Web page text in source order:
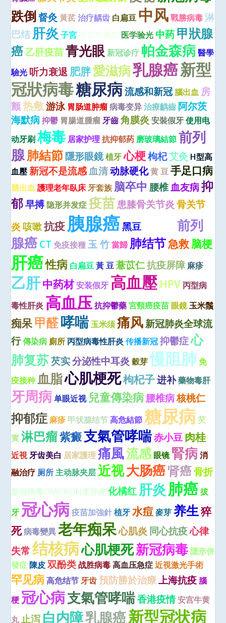
跌倒督灸 黃芪 治疗龋齿 白扁豆 中风 戰勝病毒 淋
巴结肝炎 子宮 医学验光 中药甲狀腺
癌乙肝疫苗青光眼 新冠诊疗 帕金森病 醫學
驗光 听力衰退肥胖愛滋病乳腺癌新型
冠狀病毒糖尿病流感和新冠 腦出血 房
颤热敷游泳 胃肠道肿瘤 病毒变异 治療齲齒 阿尔茨
海默病 抑鬱 胃腸道腫瘤 牙齒 角膜炎 安裝假牙 使用电
动牙刷 梅毒 居家护理 抗抑郁药 磨玻璃結節 前列
腺肺結節隱形眼鏡植牙 心梗枸杞艾灸 H型高
血壓新冠不是流感血清动脉硬化黄 豆 手足口病
脑出血 護理老年臥床牙套族 脑卒中 腰椎血友病抑
郁早搏隐形并发症 疫苗患膝骨关节炎骨关节
炎咳嗽抗疫 胰腺癌黑豆
前列
腺癌CT 免疫接種 玉 竹 當歸 肺结节急救脑梗
肝癌性病 白扁豆 黃 豆 薏苡仁抗疫屏障 麻疹
乙肝中药材安装假牙 高血壓HPV 丙型病
毒性肝炎 高血压 抗抑鬱藥 宮頸癌疫苗 眼鏡玉米鬚
痴呆甲醛哮喘玉米须 痛风新冠肺炎全球流
行傳染病 廁所 丙型病毒性肝炎 传播新冠 抑鬱症心
肺复苏芡实分泌性中耳炎 穀芽 慢阻肺 免
疫接种 血脂心肌梗死枸杞子进补藥物毒肝
牙周病 单眼近视兒童傳染病腰椎病核桃仁
抑郁症 麻疹 甲状腺结节 高危結節 糖尿病 芡
實 淋巴瘤紫癜支氣管哮喘赤小豆肉桂
近視牙齿美白 居家護理 痛風流感 眼镜 腎病 消
融治疗 厕所 主动脉夹层 近视大肠癌肾癌骨折
新冠病毒OMICRON变异株 化橘红肝炎肺癌 拔
牙 冠心病 疫苗加強針 植牙 水痘 麥芽 养生猝
死病毒變異 老年痴呆心肌炎 同心抗疫心律
失常 结核病心肌梗死新冠病毒 隱形併
發症 陳皮 双酚类 战胜病毒 高血压急症 近視激光手術
罕见病 高危结节 牙齿 預防勝於治療上海抗疫 腦
梗 冠心病支氣管哮喘香港疫情安宫牛黄
丸止泻 白内障乳腺癌新型冠状病